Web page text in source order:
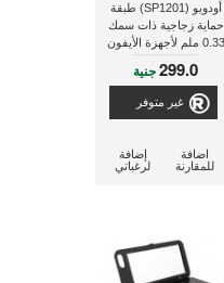
أودويو (SP1201) طبقة
حماية زجاجية ذات سمك
0.33 ملم لأجهزة الأيفون
8 بلس IPHONE 8
PLUS
299.0جنية
غير متوفر
إضافة
لرغباتي
اضافة
للمقارنة